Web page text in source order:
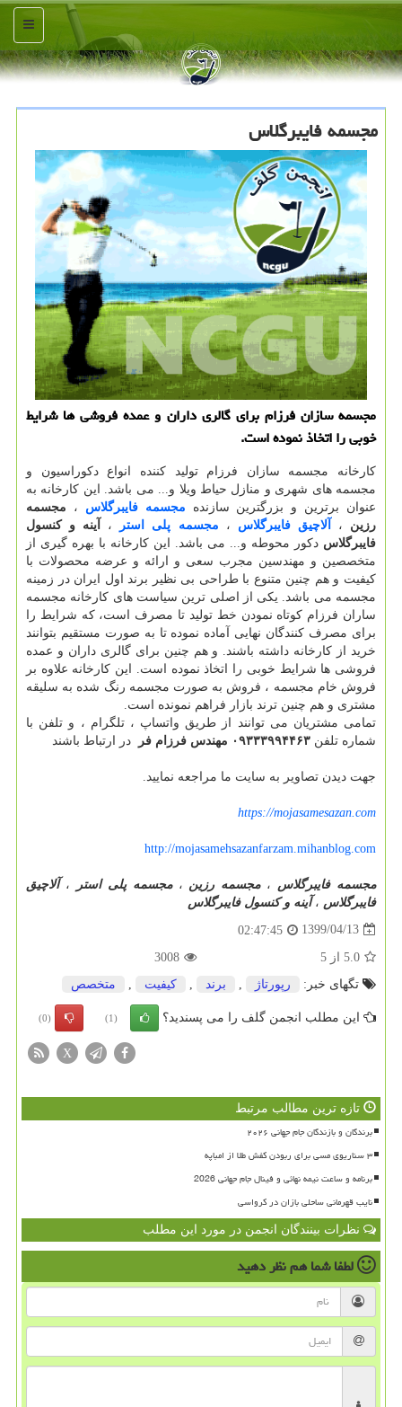
منو
مجسمه فایبرگلاس
مجسمه سازان فرزام برای گالری داران و عمده فروشی ها شرایط
خوبی را اتخاذ نموده است.
کارخانه مجسمه سازان فرزام تولید کننده انواع دکوراسیون و
مجسمه های شهری و منازل حیاط ویلا و... می باشد. این کارخانه به
عنوان برترین ‌و بزرگترین سازنده مجسمه فایبرگلاس ، مجسمه
رزین ، آلاچیق فایبرگلاس ، مجسمه پلی استر ،
آینه و کنسول
فایبرگلاس دکور محوطه و... می باشد. این کارخانه با بهره گیری از
متخصصین و مهندسین مجرب سعی و ارائه و عرضه محصولات با
کیفیت و هم چنین متنوع با طراحی بی نظیر برند اول ایران در زمینه
مجسمه می باشد. یکی از اصلی ترین سیاست های کارخانه مجسمه
ساران فرزام کوتاه نمودن خط تولید تا مصرف است، که شرایط را
برای مصرف کنندگان نهایی آماده نموده تا به صورت مستقیم بتوانند
خرید از کارخانه داشته باشند. و هم چنین برای گالری داران و عمده
فروشی ها شرایط خوبی را اتخاذ نموده است. این کارخانه علاوه بر
فروش خام مجسمه ، فروش به صورت مجسمه رنگ شده به سلیقه
مشتری و هم چنین ترند بازار فراهم نمونده است.
تمامی مشتریان می توانند از طریق واتساپ ، تلگرام ، و تلفن با
شماره تلفن ۰۹۳۳۳۹۹۴۴۶۳ مهندس فرزام فر در ارتباط باشند
جهت دیدن تصاویر به سایت ما مراجعه نمایید.
https://mojasamesazan.com
http://mojasamehsazanfarzam.mihanblog.com
مجسمه فایبرگلاس ،مجسمه رزین ،مجسمه پلی استر ، آلاچیق
فایبرگلاس ،آینه و کنسول فایبرگلاس
1399/04/13
02:47:45
5.0 از 5
3008
تگهای خبر:
رپورتاژ برند كیفیت متخصص
این مطلب انجمن گلف را می پسندید؟ (1)
(0)
X
تازه ترین مطالب مرتبط
برندگان و بازندگان جام جهانی ۲۰۲۶
۳ سناریوی مسی برای ربودن کفش طلا از امباپه
برنامه و ساعت نیمه نهائی و فینال جام جهانی 2026
نایب قهرمانی ساحلی بازان در کرواسی
نظرات بینندگان انجمن در مورد این مطلب
لطفا شما همنظر دهید